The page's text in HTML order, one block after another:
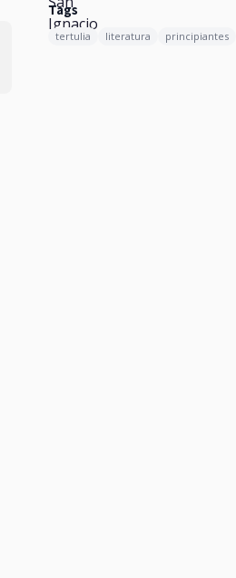
Tags
tertulia literatura principiantes